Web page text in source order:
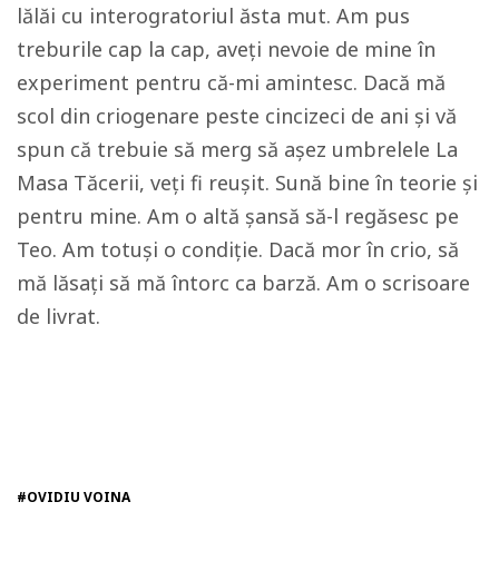
lălăi cu interogratoriul ăsta mut. Am pus
treburile cap la cap, aveți nevoie de mine în
experiment pentru că-mi amintesc. Dacă mă
scol din criogenare peste cincizeci de ani și vă
spun că trebuie să merg să așez umbrelele La
Masa Tăcerii, veți fi reușit. Sună bine în teorie și
pentru mine. Am o altă șansă să-l regăsesc pe
Teo. Am totuși o condiție. Dacă mor în crio, să
mă lăsați să mă întorc ca barză. Am o scrisoare
de livrat.
#OVIDIU VOINA